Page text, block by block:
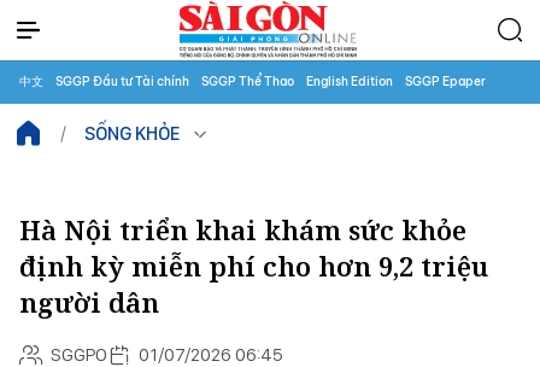
中文 SGGP Đầu tư Tài chính SGGP Thể Thao English Edition SGGP Epaper
SỐNG KHỎE
Hà Nội triển khai khám sức khỏe
định kỳ miễn phí cho hơn 9,2 triệu
người dân
SGGPO 01/07/2026 06:45